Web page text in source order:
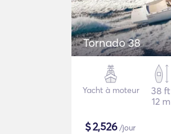
Tornado 38
Yacht à moteur
38 ft
12 m
$2,526/jour